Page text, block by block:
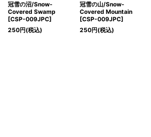
冠雪の沼/Snow-
Covered Swamp
[CSP-009JPC]
250円(税込)
冠雪の山/Snow-
Covered Mountain
[CSP-009JPC]
250円(税込)